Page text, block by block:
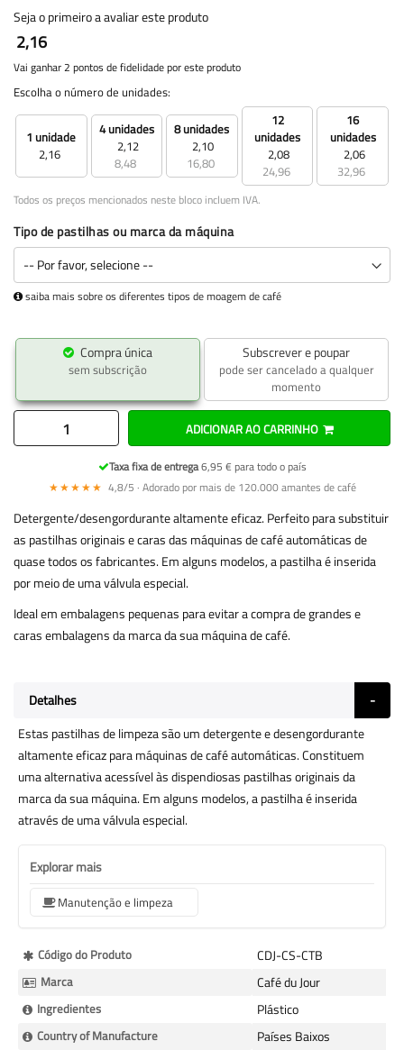
Seja o primeiro a avaliar este produto
2,16
Vai ganhar 2 pontos de fidelidade por este produto
Escolha o número de unidades:
1 unidade
2,16
4 unidades
2,12
8,48
8 unidades
2,10
16,80
12
unidades
2,08
24,96
16
unidades
2,06
32,96
Todos os preços mencionados neste bloco incluem IVA.
Tipo de pastilhas ou marca da máquina
saiba mais sobre os diferentes tipos de moagem de café
Compra única
sem subscrição
Subscrever e poupar
pode ser cancelado a qualquer
momento
ADICIONAR AO CARRINHO
Taxa fixa de entrega6,95 € para todo o país
★★★★★ 4,8/5 · Adorado por mais de 120.000 amantes de café
Detergente/desengordurante altamente eficaz. Perfeito para substituir
as pastilhas originais e caras das máquinas de café automáticas de
quase todos os fabricantes. Em alguns modelos, a pastilha é inserida
por meio de uma válvula especial.
Ideal em embalagens pequenas para evitar a compra de grandes e
caras embalagens da marca da sua máquina de café.
Detalhes
Estas pastilhas de limpeza são um detergente e desengordurante
altamente eficaz para máquinas de café automáticas. Constituem
uma alternativa acessível às dispendiosas pastilhas originais da
marca da sua máquina. Em alguns modelos, a pastilha é inserida
através de uma válvula especial.
Explorar mais
Manutenção e limpeza
Mais
informação
Código do Produto CDJ-CS-CTB
Marca Café du Jour
Ingredientes Plástico
Country of Manufacture Países Baixos